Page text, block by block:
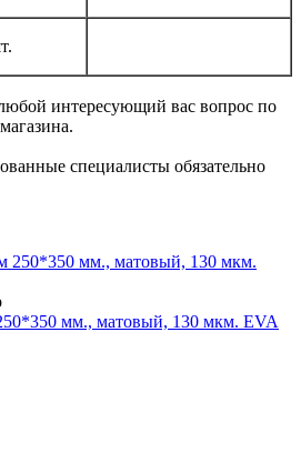
интересующий вас вопрос по
специалисты обязательно
мм., матовый, 130 мкм. EVA